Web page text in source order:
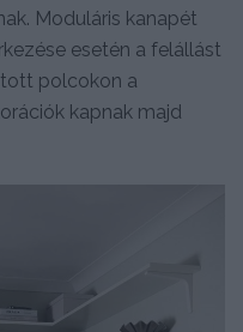
Moduláris kanapét
esetén a felállást
polcokon a
kapnak majd